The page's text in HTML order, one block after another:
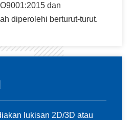
dan
diperolehi berturut-turut.
lukisan 2D/3D atau